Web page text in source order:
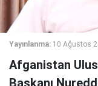
Yayınlanma: 10 Ağustos
Afganistan
Başkanı